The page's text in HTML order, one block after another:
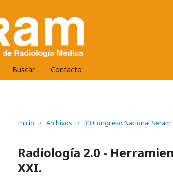
Buscar Contacto
Inicio / Archivos / 33 Congreso Nacional Seram
Radiología 2.0 -
XXI.